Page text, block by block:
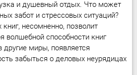
и душевный отдых. Что может
забот и стрессовых ситуаций?
книг, несомненно, позволит
волшебной способности книг
другие миры, появляется
забыться о деловых неурядицах